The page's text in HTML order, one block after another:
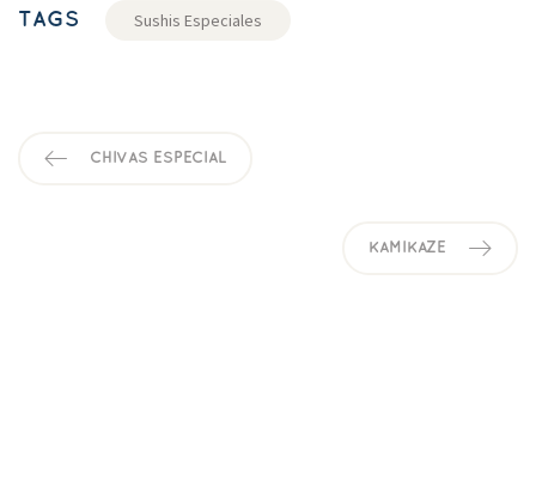
TAGS Sushis Especiale
CHIVAS ESPECIAL
KAMIKAZE